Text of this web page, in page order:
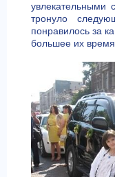
увлекательными
тронуло
понравилось за
большее их